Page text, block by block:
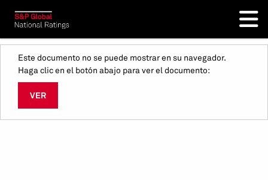
Este documento no se puede mostrar en su navegador.
Haga clic en el botón abajo para ver el documento:
VER